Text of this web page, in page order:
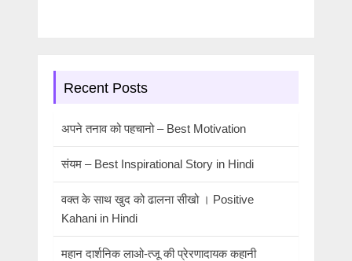
Recent Posts
अपने तनाव को पहचानो – Best Motivation
संयम – Best Inspirational Story in Hindi
वक्त के साथ खुद को ढालना सीखो । Positive
Kahani in Hindi
महान दार्शनिक लाओ-त्जू की प्रेरणादायक कहानी